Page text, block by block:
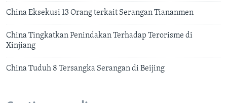
China Eksekusi 13 Orang terkait Serangan Tiananmen
China Tingkatkan Penindakan Terhadap Terorisme di
Xinjiang
China Tuduh 8 Tersangka Serangan di Beijing